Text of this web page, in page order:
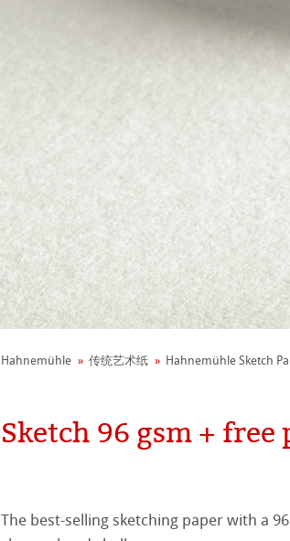
经营理念
哈内姆勒的 440+ 年历史
可持续发展和企业社会责任
环境宣言
社会项目——绿色公鸡 - Green Rooster
纸张&品质
哑光面艺术纸 平滑面
哈内姆勒Photo系列
Hahnemühle 传统艺术纸 Hahnemühle Sketch
Sketch 96 gsm + free
The best-selling sketching paper with a